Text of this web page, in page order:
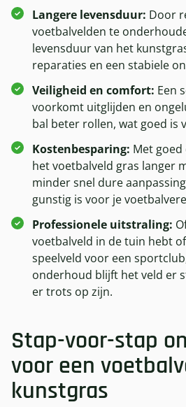
Langere levensduur: Door
voetbalvelden te
levensduur van het
reparaties en een stabiele
Veiligheid en comfort: Een
voorkomt uitglijden en
bal beter rollen, wat goed is
Kostenbesparing: Met
het voetbalveld gras langer
minder snel dure
gunstig is voor je
Professionele uitstraling:
voetbalveld in de tuin hebt
speelveld voor een
onderhoud blijft het veld er
er trots op zijn.
Stap-voor-stap
voor een
kunstgras